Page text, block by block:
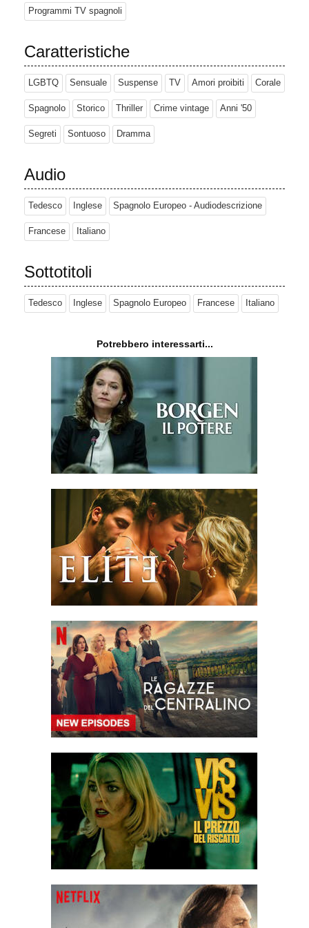
Programmi TV spagnoli
Caratteristiche
LGBTQ Sensuale Suspense TV Amori proibiti Corale
Spagnolo Storico Thriller Crime vintage Anni '50
Segreti Sontuoso Dramma
Audio
Tedesco Inglese Spagnolo Europeo - Audiodescrizione
Francese Italiano
Sottotitoli
Tedesco Inglese Spagnolo Europeo Francese Italiano
Potrebbero interessarti...